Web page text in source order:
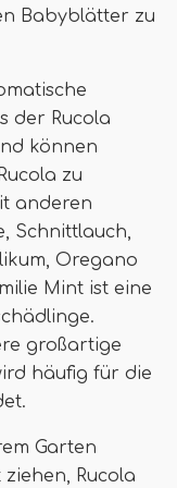
Babyblätter zu
der Rucola
können
zu
anderen
Schnittlauch,
Oregano
Mint ist eine
großartige
häufig für die
Garten
Rucola